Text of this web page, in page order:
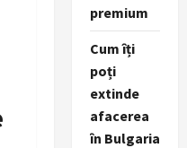
premium
Cum îți
poți
extinde
afacerea
în Bulgaria